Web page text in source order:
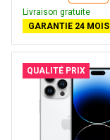
Livraison gratuite
GARANTIE 24 MOIS
QUALITÉ PRIX